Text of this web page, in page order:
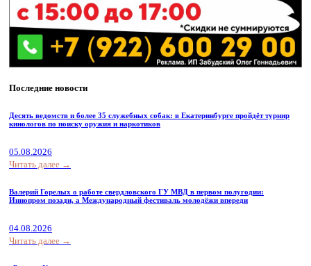
Последние новости
Десять ведомств и более 35 служебных собак: в Екатеринбурге пройдёт турнир
кинологов по поиску оружия и наркотиков
05.08.2026
Читать далее →
Валерий Горелых о работе свердловского ГУ МВД в первом полугодии:
Иннопром позади, а Международный фестиваль молодёжи впереди
04.08.2026
Читать далее →